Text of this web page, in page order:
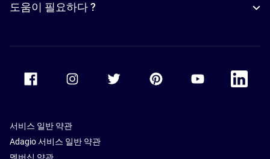
도움이 필요하다 ?
Accor Facebook Accor TwitterAccor PinterestAccor Youtube
Accor
서비스 일반 약관
Adagio 서비스 일반 약관